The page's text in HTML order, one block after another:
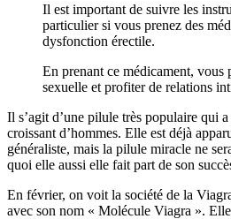
Il est important de suivre les
particulier si vous prenez des
dysfonction érectile.
En prenant ce médicament,
sexuelle et profiter de relations
Il s’agit d’une pilule très populaire qui
croissant d’hommes. Elle est déjà
généraliste, mais la pilule miracle ne
quoi elle aussi elle fait part de son
En février, on voit la société de la
avec son nom « Molécule Viagra ».